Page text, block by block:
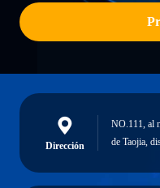
Dirección
NO.111, al
de Taojia,